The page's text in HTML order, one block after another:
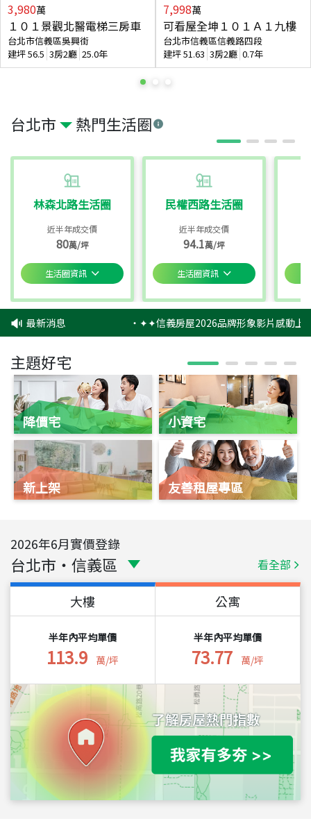
台北市 熱門生活圈
林森北路生活圈
近半年成交價
80萬/坪
生活圈資訊
民權西路生活圈
近半年成交價
94.1萬/坪
生活圈資訊
3,980萬
１０１景觀北醫電梯三房車
台北市信義區吳興街
建坪56.5 3房2廳 25.0年
7,998萬
可看屋全坤１０１Ａ１九樓
台北市信義區信義路四段
建坪51.63 3房2廳 0.7年
最新消息 ‧✦✦信義房屋2026品牌形象影片感動上
主題好宅
降價宅
新上架
小資宅
友善租屋專區
2026年6月實價登錄
台北市 ・ 信義區 看全部
大樓
半年內平均單價
113.9 萬/坪
公寓
半年內平均單價
73.77 萬/坪